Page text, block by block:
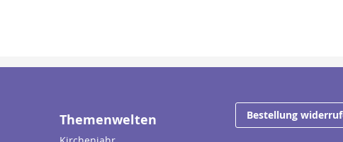
Themenwelten Bestellung